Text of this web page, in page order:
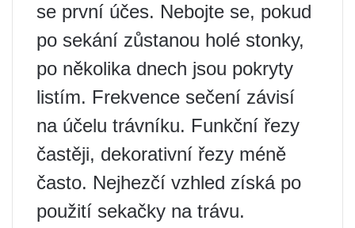
se první účes. Nebojte se, pokud
po sekání zůstanou holé stonky,
po několika dnech jsou pokryty
listím. Frekvence sečení závisí
na účelu trávníku. Funkční řezy
častěji, dekorativní řezy méně
často. Nejhezčí vzhled získá po
použití sekačky na trávu.